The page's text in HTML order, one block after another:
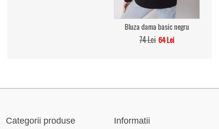
Bluza dama basic negru
74 Lei 64 Lei
Categorii produse Informatii